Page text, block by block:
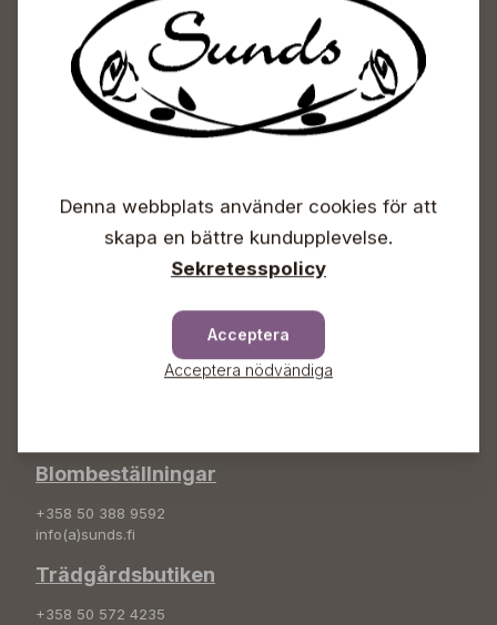
Sunds Trädgårdscenter
Söndagar Självbetjäning
Info & växel
Blombeställningar
+358 50 388 9592
info(a)sunds.fi
Trädgårdsbutiken
+358 50 572 4235
Denna webbplats använder cookies för att
skapa en bättre kundupplevelse.
Sekretesspolicy
Acceptera
Acceptera nödvändiga